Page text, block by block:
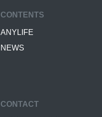
CONTENTS
ANYLIFE
NEWS
CONTACT